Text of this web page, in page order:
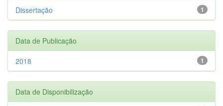
1
Dissertação
Data de Publicação
1
2018
Data de Disponibilização